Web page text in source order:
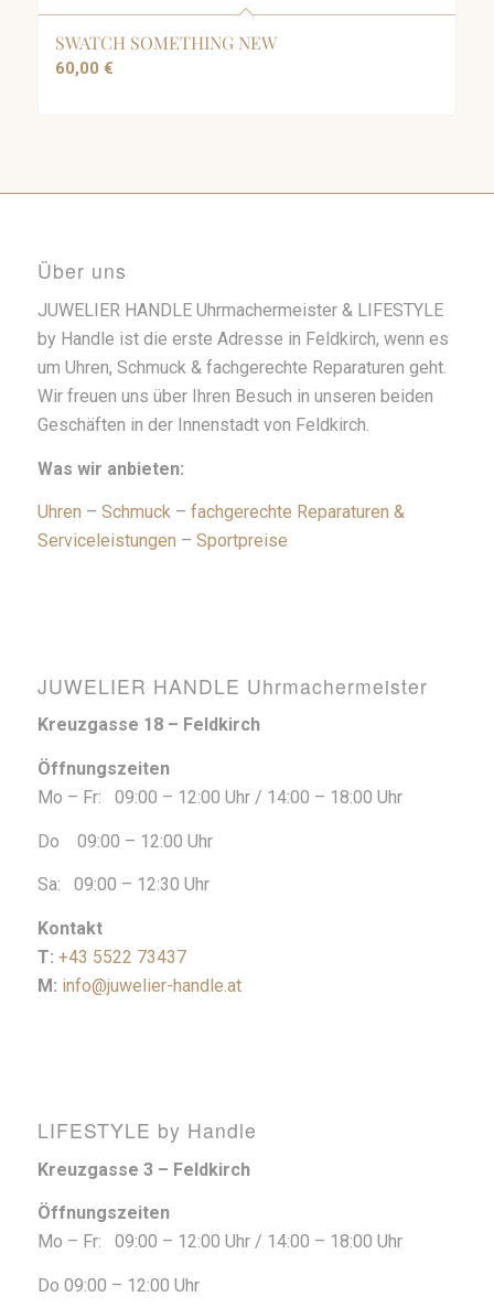
SWATCH SOMETHING NEW
60,00 €
Über uns
JUWELIER HANDLE Uhrmachermeister & LIFESTYLE
by Handle ist die erste Adresse in Feldkirch, wenn es
um Uhren, Schmuck & fachgerechte Reparaturen geht.
Wir freuen uns über Ihren Besuch in unseren beiden
Geschäften in der Innenstadt von Feldkirch.
Was wir anbieten:
Uhren – Schmuck– fachgerechte Reparaturen &
Serviceleistungen – Sportpreise
JUWELIER HANDLE Uhrmachermeister
Kreuzgasse 18 – Feldkirch
Öffnungszeiten
Mo – Fr: 09:00 – 12:00 Uhr / 14:00 – 18:00 Uhr
Do 09:00 – 12:00 Uhr
Sa: 09:00 – 12:30 Uhr
Kontakt
T: +43 5522 73437
M: info@juwelier-handle.at
LIFESTYLE by Handle
Kreuzgasse 3 – Feldkirch
Öffnungszeiten
Mo – Fr: 09:00 – 12:00 Uhr / 14:00 – 18:00 Uhr
Do 09:00 – 12:00 Uhr